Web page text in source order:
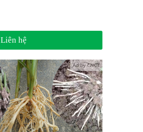
Liên hệ
Ad by CNCT